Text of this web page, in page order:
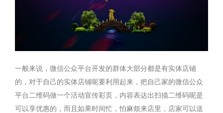
一般来说，微信公众平台开发的群体大部分都是有实体店铺
的，对于自己的实体店铺呢要利用起来，把自己家的微信公众
平台二维码做一个活动宣传彩页，内容表达出扫描二维码呢是
可以享优惠的，而且如果时间忙，怕麻烦来店里，店家可以送